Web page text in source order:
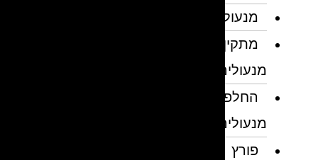
מנעולנים
מתקין
מנעולים
החלפת
מנעולים
פורץ